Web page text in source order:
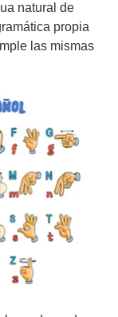
natural de
propia
las mismas